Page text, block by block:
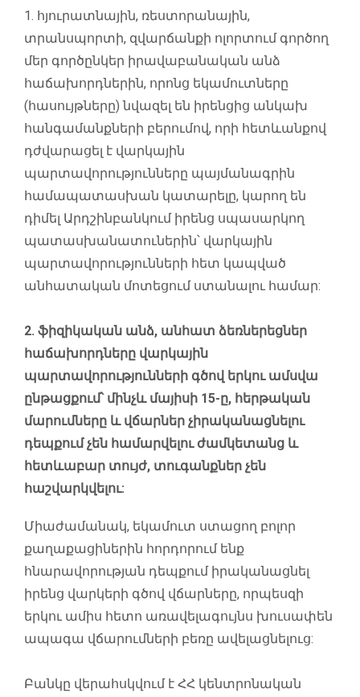
1. հյուրատնային, ռեստորանային,
տրանսպորտի, զվարճանքի ոլորտում գործող
մեր գործընկեր իրավաբանական անձ
հաճախորդներին, որոնց եկամուտները
(հասույթները) նվազել են իրենցից անկախ
հանգամանքների բերումով, որի հետևանքով
դժվարացել է վարկային
պարտավորությունները պայմանագրին
համապատասխան կատարելը, կարող են
դիմել Արդշինբանկում իրենց սպասարկող
պատասխանատուներին՝ վարկային
պարտավորությունների հետ կապված
անհատական մոտեցում ստանալու համար:
2. ֆիզիկական անձ, անհատ ձեռներեցներ
հաճախորդները վարկային
պարտավորությունների գծով երկու ամսվա
ընթացքում՝ մինչև մայիսի 15-ը, հերթական
մարումները և վճարներ չիրականացնելու
դեպքում չեն համարվելու ժամկետանց և
հետևաբար տույժ, տուգանքներ չեն
հաշվարկվելու:
Միաժամանակ, եկամուտ ստացող բոլոր
քաղաքացիներին հորդորում ենք
հնարավորության դեպքում իրականացնել
իրենց վարկերի գծով վճարները, որպեսզի
երկու ամիս հետո առավելագույնս խուսափեն
ապագա վճարումների բեռը ավելացնելուց:
Բանկը վերահսկվում է ՀՀ կենտրոնական